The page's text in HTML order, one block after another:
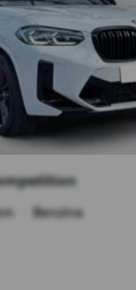
Benzina